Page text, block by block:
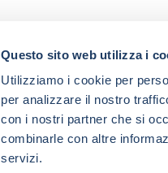
Questo sito web utilizza i
Utilizziamo i cookie per
per analizzare il nostro
con i nostri partner che si
combinarle con altre
servizi.